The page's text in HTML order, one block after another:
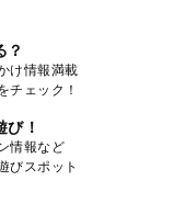
？
け情報満載
チェック！
！
情報など
びスポット